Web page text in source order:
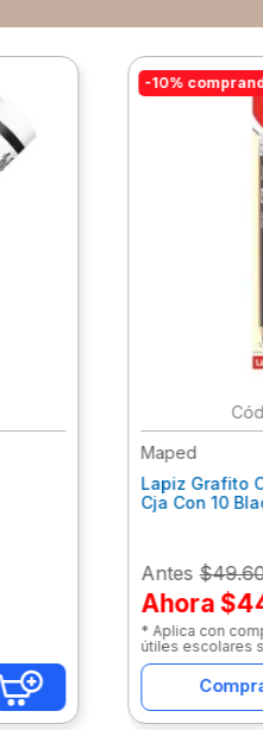
-10%
Maped
Lapiz Grafito
Cja Con 10
Antes
Ahora
* Aplica con
útiles escolares